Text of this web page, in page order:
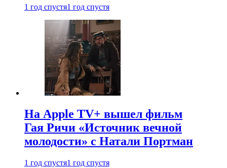
1 год спустя1 год спустя
На Apple TV+ вышел фильм
Гая Ричи «Источник вечной
молодости» с Натали Портман
1 год спустя1 год спустя